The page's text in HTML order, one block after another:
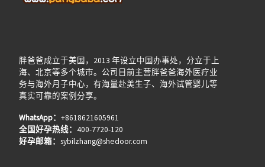
胖爸爸成立于美国，2013 年设立中国办事处，分立于上
海、北京等多个城市。公司目前主营胖爸爸海外医疗业
务与海外月子中心，有海量赴美生子、海外试管婴儿等
真实可靠的案例分享。
WhatsApp： +8618621605961
全国好孕热线： 400-7720-120
好孕邮箱： sybilzhang@shedoor.com